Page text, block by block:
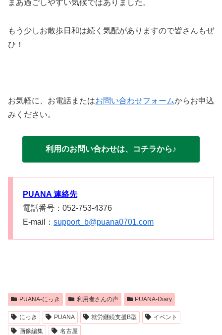
まあ過ごしやすい気候ではありました。
もう少しお散歩日和は続く気配がありますので皆さんもぜ
ひ！
お気軽に、お電話またはお問い合わせフォームからお申込
みください。
利用のお問い合わせは、コチラから♪
PUANA 連絡先
電話番号：052-753-4376
E-mail： support_b@puana0701.com
PUANA-にっき 利用者さんの声 PUANA-Diary
にっき PUANA 就労継続支援B型
イベント
画像編集
名古屋